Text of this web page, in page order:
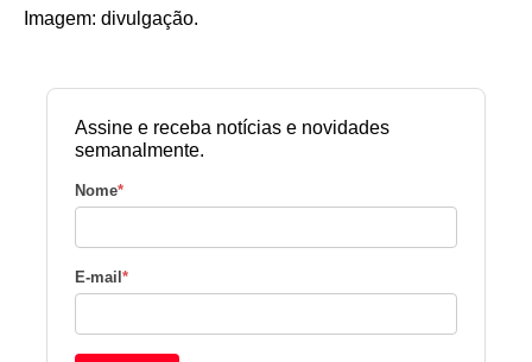
Imagem: divulgação.
Assine e receba notícias e novidades
semanalmente.
Nome*
E-mail *